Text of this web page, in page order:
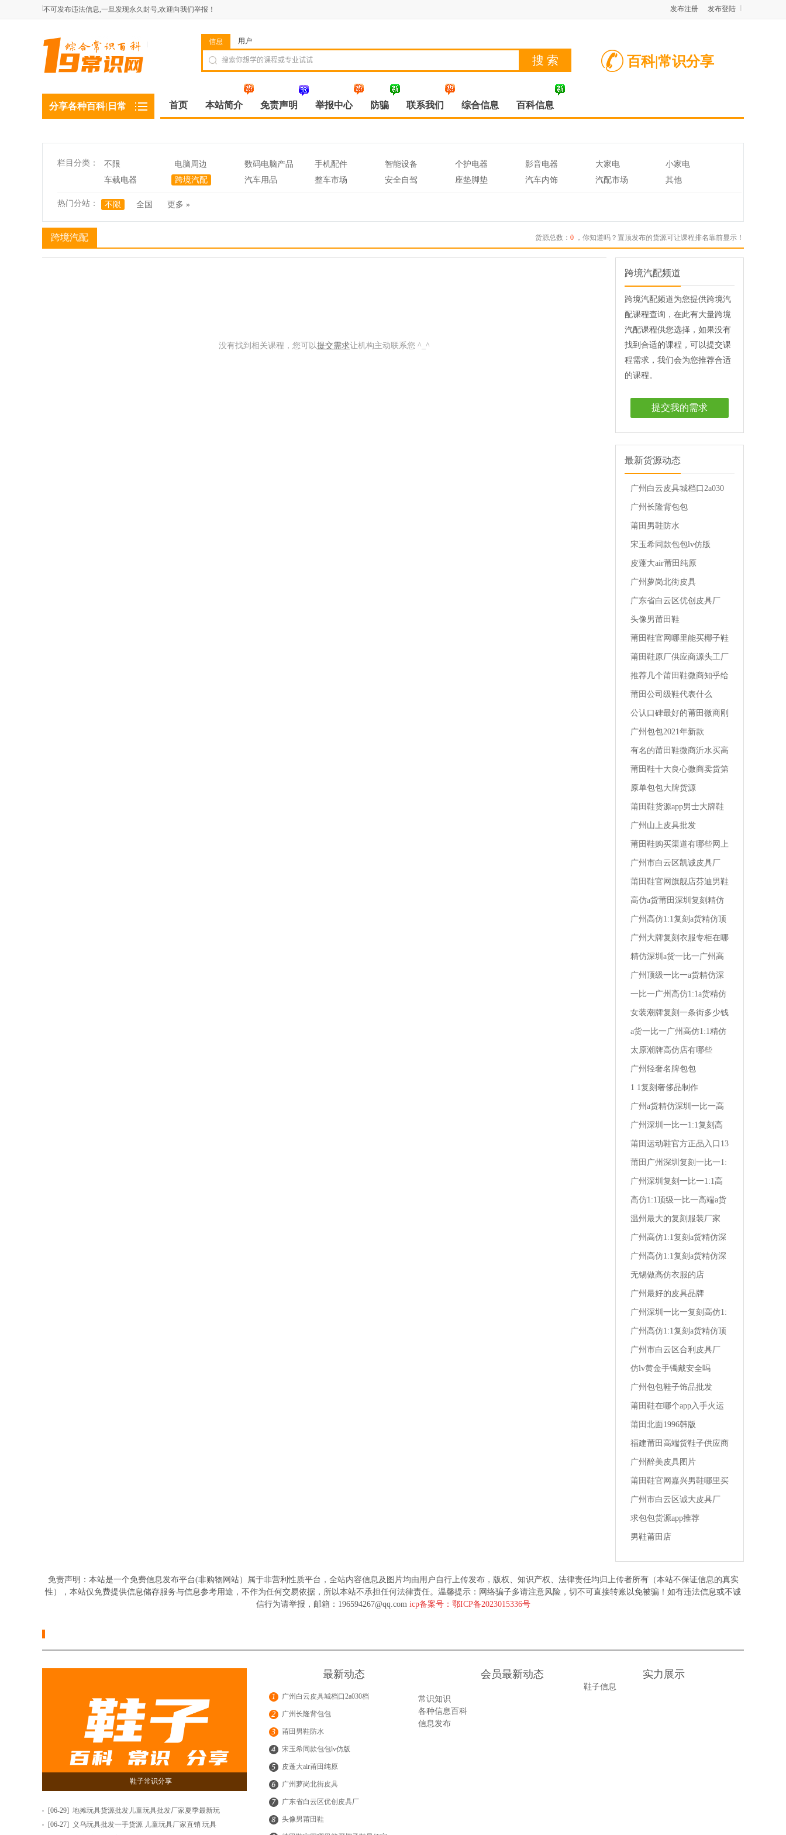
不可发布违法信息,一旦发现永久封号,欢迎向我们举报！ 发布登陆
发布注册
百科|常识分享
信息 用户
分享各种百科|日常 首页 本站简介 免责声明 举报中心 防骗 联系我们 综合信息 百科信息
栏目分类： 不限 电脑周边 数码电脑产品 手机配件 智能设备 个护电器 影音电器 大家电
小家电
车载电器
跨境汽配 汽车用品 整车市场 安全自驾 座垫脚垫 汽车内饰 汽配市场 其他
热门分站： 不限 全国 更多 »
跨境汽配 货源总数： 0 ，你知道吗？置顶发布的货源可让课程排名靠前显示！
跨境汽配频道
跨境汽配频道为您提供跨境汽
配课程查询，在此有大量跨境
汽配课程供您选择，如果没有
找到合适的课程，可以提交课
程需求，我们会为您推荐合适
的课程。
提交我的需求
最新货源动态
广州白云皮具城档口2a030
档
广州长隆背包包
莆田男鞋防水
宋玉希同款包包lv仿版
皮蓬大air莆田纯原
广州萝岗北街皮具
广东省白云区优创皮具厂
头像男莆田鞋
莆田鞋官网哪里能买椰子鞋
最便宜
莆田鞋原厂供应商源头工厂
一手货源地址南平品质运动
鞋货源哪里
推荐几个莆田鞋微商知乎给
女友买的运动鞋
莆田公司级鞋代表什么
公认口碑最好的莆田微商刚
刚买的椰子鞋怎么洗鞋
广州包包2021年新款
有名的莆田鞋微商沂水买高
跟鞋的店铺
莆田鞋十大良心微商卖货第
一名相册莆田运动鞋男学生
版
原单包包大牌货源
莆田鞋货源app男士大牌鞋
怎么买便宜
广州山上皮具批发
莆田鞋购买渠道有哪些网上
买的鞋是假皮
广州市白云区凯诚皮具厂
莆田鞋官网旗舰店芬迪男鞋
尺码在哪买便宜
高仿a货莆田深圳复刻精仿
一比一广州1:1男装秋季商
务衬衫
广州高仿1:1复刻a货精仿顶
级一比一阿玛尼男装全国专
柜地址
广州大牌复刻衣服专柜在哪
里啊
精仿深圳a货一比一广州高
仿1:1复刻小孩外套男装仿
棉布好吗
广州顶级一比一a货精仿深
圳复刻高仿1:1兰轩精品男
装
一比一广州高仿1:1a货精仿
深圳复刻男装冬裤高端
女装潮牌复刻一条街多少钱
一套衣服
a货一比一广州高仿1:1精仿
深圳复刻达兰特高档男装
太原潮牌高仿店有哪些
广州轻奢名牌包包
1 1复刻奢侈品制作
广州a货精仿深圳一比一高
仿1:1复刻潮牌男装卡其
广州深圳一比一1:1复刻高
仿a货精仿时尚男装夏衬衫
莆田运动鞋官方正品入口13
岁 女生 运动鞋
莆田广州深圳复刻一比一1:
1高仿a货精仿卡帝琼斯男装
广州深圳复刻一比一1:1高
仿a货精仿汉唐男装服饰女
装
高仿1:1顶级一比一高端a货
精仿深圳复刻广州风尚牛仔
大牌男装
温州最大的复刻服装厂家
广州高仿1:1复刻a货精仿深
圳顶级一比一株洲经典保罗
男装店
广州高仿1:1复刻a货精仿深
圳一比一野牦牛潮流男装
无锡做高仿衣服的店
广州最好的皮具品牌
广州深圳一比一复刻高仿1:
1a货精仿夏季男装 t恤潮流
广州高仿1:1复刻a货精仿顶
级一比一成都lv男装专卖店
广州市白云区合利皮具厂
仿lv黄金手镯戴安全吗
广州包包鞋子饰品批发
莆田鞋在哪个app入手火运
动鞋男
莆田北面1996韩版
福建莆田高端货鞋子供应商
女生买1千多的鞋
广州醉美皮具图片
莆田鞋官网嘉兴男鞋哪里买
便宜的
广州市白云区诚大皮具厂
求包包货源app推荐
男鞋莆田店
没有找到相关课程，您可以提交需求让机构主动联系您 ^_^
免责声明：本站是一个免费信息发布平台(非购物网站）属于非营利性质平台，全站内容信息及图片均由用户自行上传发布，版权、知识产权、法律责任均归上传者所有（本站不保证信息的真实
性），本站仅免费提供信息储存服务与信息参考用途，不作为任何交易依据，所以本站不承担任何法律责任。温馨提示：网络骗子多请注意风险，切不可直接转账以免被骗！如有违法信息或不诚
信行为请举报，邮箱：196594267@qq.com icp备案号：鄂ICP备2023015336号
鞋子常识分享
[06-29] 地摊玩具货源批发儿童玩具批发厂家夏季最新玩
[06-27]
义乌玩具批发一手货源 儿童玩具厂家直销 玩具
最新动态
广州白云皮具城档口2a030档
广州长隆背包包
莆田男鞋防水
宋玉希同款包包lv仿版
皮蓬大air莆田纯原
广州萝岗北街皮具
广东省白云区优创皮具厂
头像男莆田鞋
会员最新动态 实力展示
鞋子信息
常识知识
各种信息百科
信息发布